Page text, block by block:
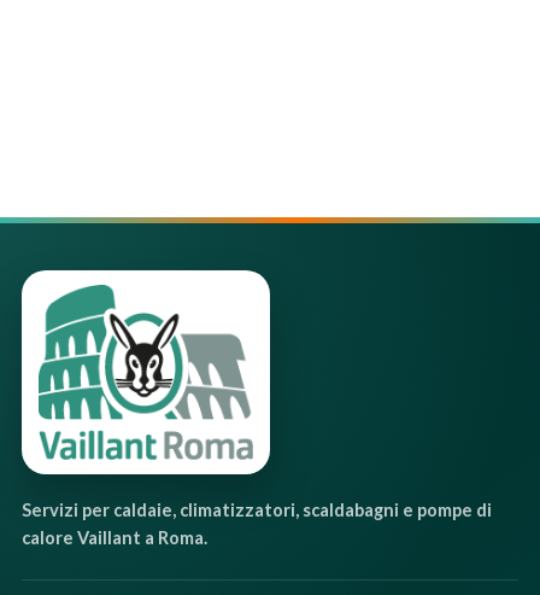
Servizi per caldaie, climatizzatori, scaldabagni e pompe di
calore Vaillant a Roma.